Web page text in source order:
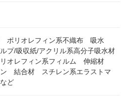
ポリオレフィン系不織布 吸水
プ/吸収紙/アクリル系高分子吸水材
オレフィン系フィルム 伸縮材
ン 結合材 スチレン系エラストマ
ど